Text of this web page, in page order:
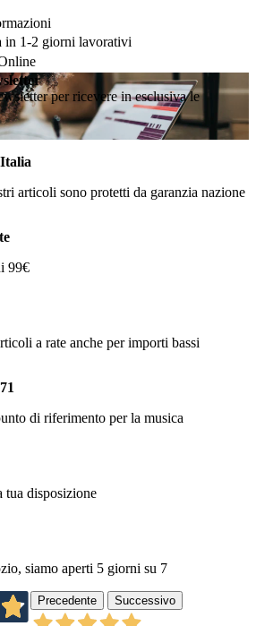
in 1-2 giorni lavorativi
per ricevere in esclusiva le
articoli sono protetti da garanzia nazione
99€
a rate anche per importi bassi
di riferimento per la musica
tua disposizione
siamo aperti 5 giorni su 7
Precedente Successivo